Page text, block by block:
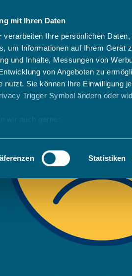
mit Ihren Daten
verarbeiten Ihre persönlichen
um Informationen auf Ihrem Gerät
und Inhalte, Messungen von
von Angeboten zu
nutzt. Sie können Ihre Einwilligung
Trigger Symbol ändern oder
wir auch gerne:
Scannen nach bestimmten
und Anzeigen zu
auf unsere Website zu
unserer Website an unsere
führen diese Informationen
Statistiken